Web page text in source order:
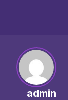
admin